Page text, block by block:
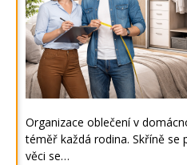
Organizace oblečení v
téměř každá rodina. Skříně se
věci se…